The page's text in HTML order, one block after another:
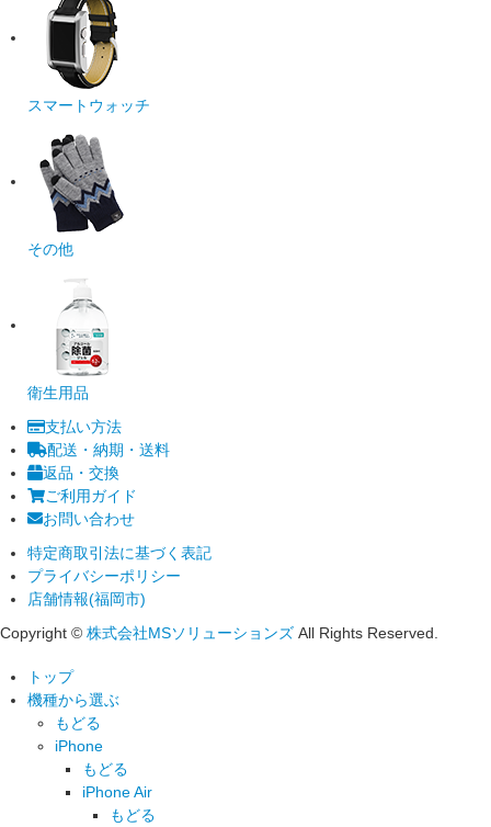
スマートウォッチ
その他
衛生用品
支払い方法
配送・納期・送料
返品・交換
ご利用ガイド
お問い合わせ
特定商取引法に基づく表記
プライバシーポリシー
店舗情報(福岡市)
Copyright © 株式会社MSソリューションズ All Rights Reserved.
トップ
機種から選ぶ
もどる
iPhone
もどる
iPhone Air
もどる